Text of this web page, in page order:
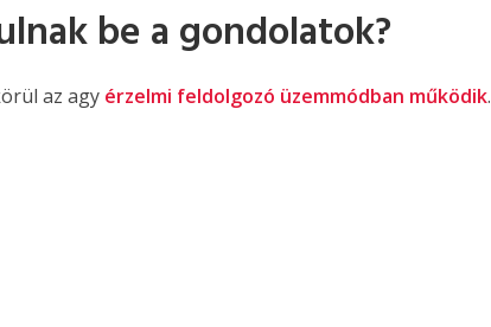
be a gondolatok?
az agy érzelmi feldolgozó üzemmódban működik.